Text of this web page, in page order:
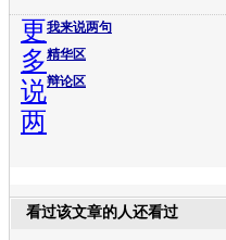
我来说两句
精华区
辩论区
更
多
说
两
看过该文章的人还看过